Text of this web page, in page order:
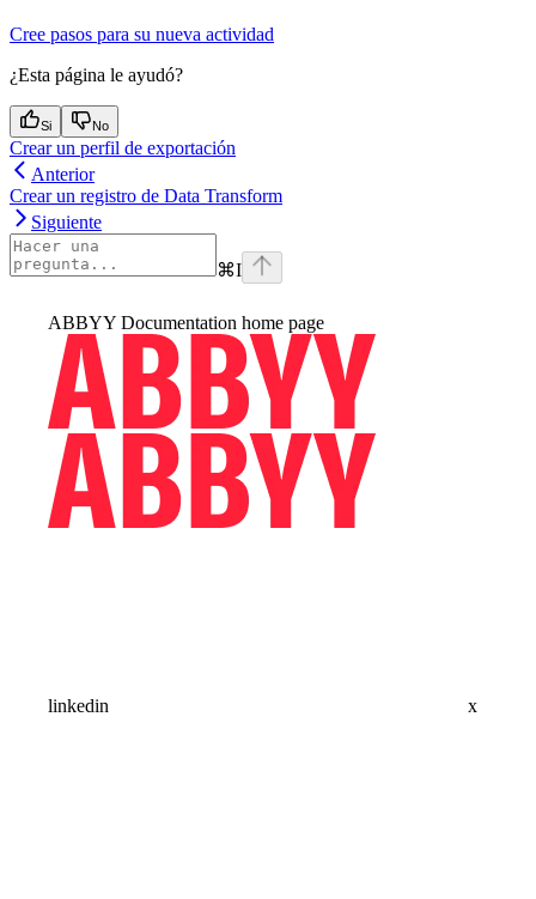
Cree pasos para su nueva actividad
¿Esta página le ayudó?
Si No
Crear un perfil de exportación
Anterior
Crear un registro de Data Transform
Siguiente
⌘I
ABBYY Documentation home page
linkedin x